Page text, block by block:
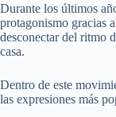
Durante los últimos
protagonismo gracias
desconectar del ritmo
casa.
Dentro de este
las expresiones más